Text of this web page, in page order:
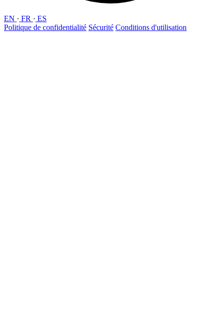
EN · FR · ES
Politique de confidentialité Sécurité Conditions d'utilisation